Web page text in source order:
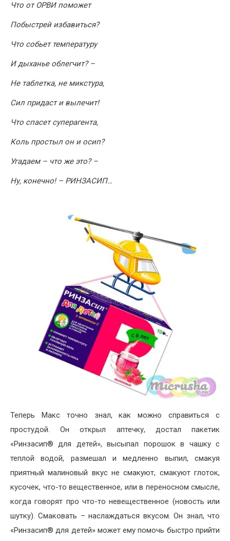
Что от ОРВИ поможет
Побыстрей избавиться?
Что собьет температуру
И дыханье облегчит? –
Не таблетка, не микстура,
Сил придаст и вылечит!
Что спасет суперагента,
Коль простыл он и осип?
Угадаем – что же это? –
Ну, конечно! – РИНЗАСИП…
Теперь Макс точно знал, как можно справиться с
простудой. Он открыл аптечку, достал пакетик
«Ринзасип® для детей», высыпал порошок в чашку с
теплой водой, размешал и медленно выпил, смакуя
приятный малиновый вкус не смакуют, смакуют глоток,
кусочек, что-то вещественное, или в переносном смысле,
когда говорят про что-то невещественное (новость или
шутку). Смаковать – наслаждаться вкусом. Он знал, что
«Ринзасип® для детей» может ему помочь быстро прийти